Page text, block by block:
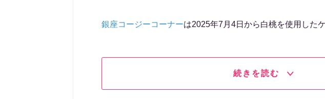
銀座コージーコーナーは2025年7月4日から白桃を使用した
続きを読む